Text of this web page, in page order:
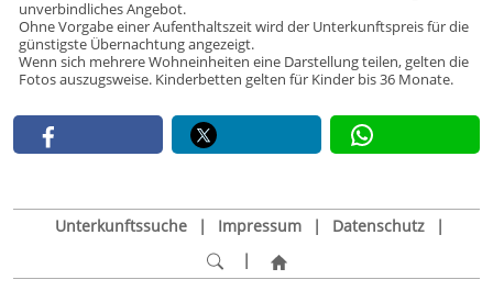
unverbindliches Angebot.
Ohne Vorgabe einer Aufenthaltszeit wird der Unterkunftspreis für die
günstigste Übernachtung angezeigt.
Wenn sich mehrere Wohneinheiten eine Darstellung teilen, gelten die
Fotos auszugsweise. Kinderbetten gelten für Kinder bis 36 Monate.
Unterkunftssuche | Impressum | Datenschutz
|
|